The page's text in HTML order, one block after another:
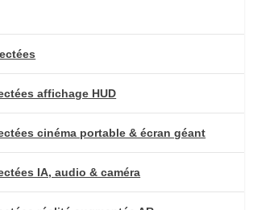
affichage HUD
cinéma portable & écran géant
IA, audio & caméra